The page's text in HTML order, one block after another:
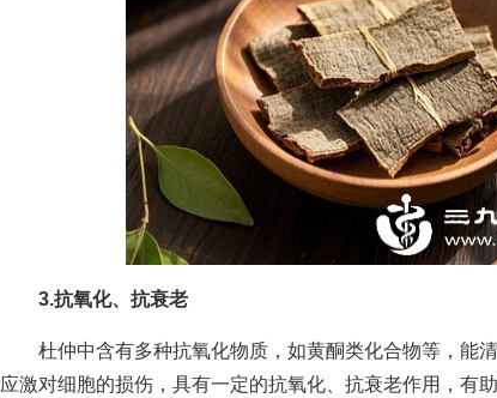
3.抗氧化、抗衰老
杜仲中含有多种抗氧化物质，如黄酮类化合物等，能
应激对细胞的损伤，具有一定的抗氧化、抗衰老作用，有